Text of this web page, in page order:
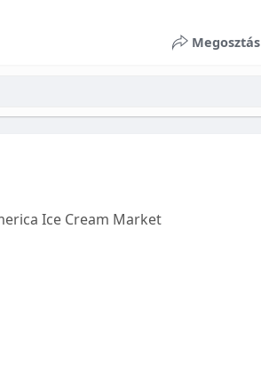
Megosztás
Ice Cream Market